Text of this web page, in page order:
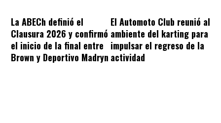
La ABECh definió el
Clausura 2026 y confirmó
el inicio de la final entre
Brown y Deportivo Madryn
El Automoto Club reunió al
ambiente del karting para
impulsar el regreso de la
actividad